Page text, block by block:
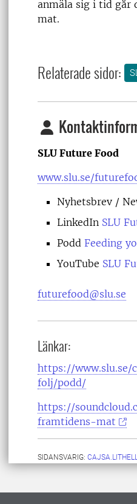
anmäla sig i tid går
mat.
Relaterade sidor:
SLU Future Food
www.slu.se/
Nyhetsbrev /
LinkedIn SLU
Podd Feeding
YouTube SLU
futurefood@slu.se
Länkar:
https://
folj/podd/
https://
framtidens-mat
SIDANSVARIG: